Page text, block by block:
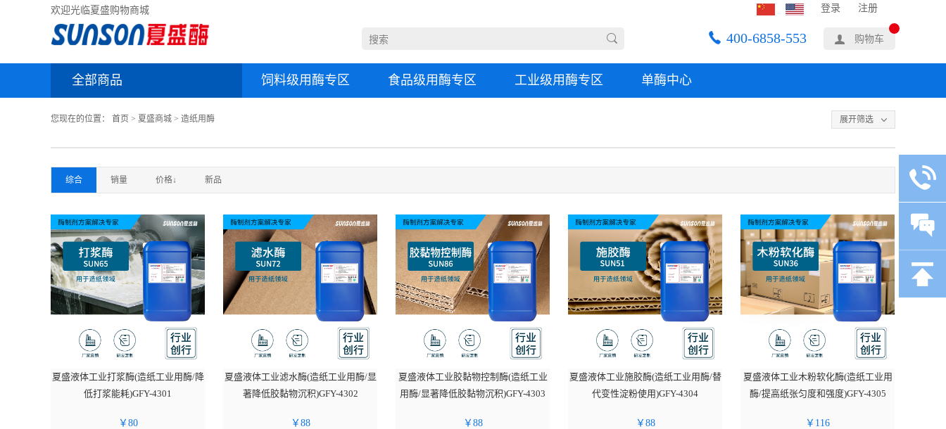
欢迎光临夏盛购物商城
购物车
400-6858-553
登录 注册
全部商品 饲料级用酶专区 食品级用酶专区 工业级用酶专区 单酶中心
您现在的位置： 首页 > 夏盛商城 > 造纸用酶 展开筛选
综合 销量 价格↓ 新品
夏盛液体工业打浆酶(造纸工业用酶/降
低打浆能耗)GFY-4301
￥ 80
夏盛液体工业滤水酶(造纸工业用酶/显
著降低胶黏物沉积)GFY-4302
￥ 88
夏盛液体工业胶黏物控制酶(造纸工业
用酶/显著降低胶黏物沉积)GFY-4303
￥ 88
夏盛液体工业施胶酶(造纸工业用酶/替
代变性淀粉使用)GFY-4304
￥ 88
夏盛液体工业木粉软化酶(造纸工业用
酶/提高纸张匀度和强度)GFY-4305
￥ 116